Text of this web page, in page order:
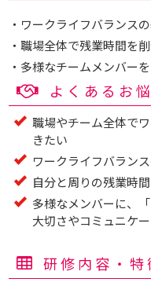
・ワークライフバランス
・職場全体で残業時間を
・多様なチームメンバー
よくあるお
職場やチーム全体で
きたい
ワークライフバラン
自分と周りの残業時
多様なメンバーに、
大切さやコミュニケ
研修内容・特